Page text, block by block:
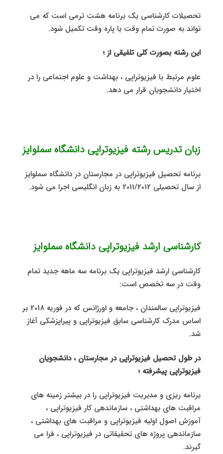
تحصیلات کارشناسی یک برنامه هشت ترمی است که می
تواند به صورت تمام وقت یا پاره وقت تکمیل شود.
این رشته بصورت کلی تلفیقی از ؛
علوم مرتبط با فیزیوتراپی ، بهداشت و علوم اجتماعی را در
اختیار دانشجویان قرار می دهد.
زبان تدریس رشته فیزیوتراپی دانشگاه سملوایز
برنامه تحصیل فیزیوتراپی در مجارستان در دانشگاه سملوایز
از سال تحصیلی 2011/2012 به زبان انگلیسی اجرا می شود.
کارشناسی ارشد فیزیوتراپی دانشگاه سملوایز
کارشناسی ارشد فیزیوتراپی یک برنامه سه ماهه جدید تمام
وقت در سه تخصص است:
فیزیوتراپی سالمندان ، جامعه و اورژانس که در فوریه 2018 بر
اساس مدرک کارشناسی سابق فیزیوتراپی و پیراپزشکی آغاز
شد.
در طول تحصیل فیزیوتراپی در مجارستان ، دانشجویان
فیزیوتراپی پیشرفته ؛
برنامه ریزی و مدیریت فیزیوتراپی را در بیشتر زمینه های
مراقبت های بهداشتی ، سازماندهی کار فیزیوتراپی ،
آموزش اصول اولیه فیزیوتراپی و مراقبت های بهداشتی ،
سازماندهی پروژه های تحقیقاتی در فیزیوتراپی ، فرا می
گیرند.